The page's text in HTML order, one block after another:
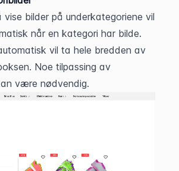
vise bilder på underkategoriene vil
når en kategori har bilde.
vil ta hele bredden av
Noe tilpassing av
være nødvendig.